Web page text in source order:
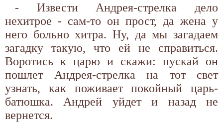
- Извести Андрея-стрелка дело
нехитрое - сам-то он прост, да жена у
него больно хитра. Ну, да мы загадаем
загадку такую, что ей не справиться.
Воротись к царю и скажи: пускай он
пошлет Андрея-стрелка на тот свет
узнать, как поживает покойный царь-
батюшка. Андрей уйдет и назад не
вернется.